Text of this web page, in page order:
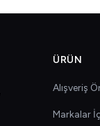
ÜRÜN
Alışveriş
Markalar